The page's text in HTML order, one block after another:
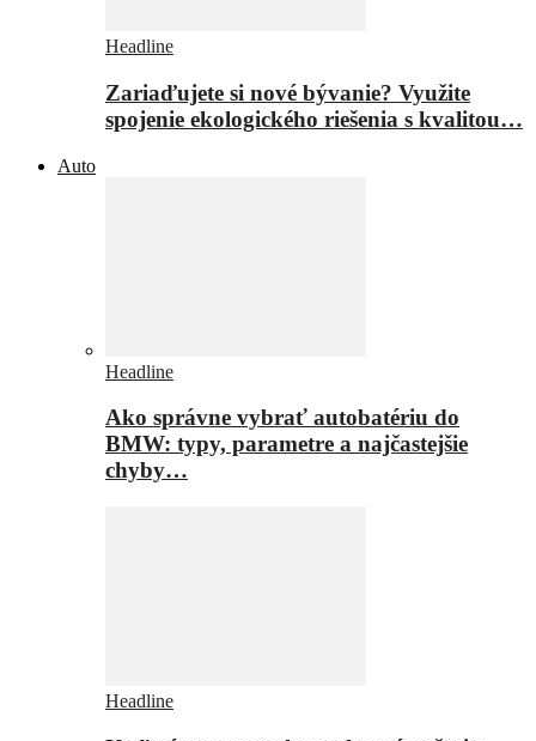
Headline
Zariaďujete si nové bývanie? Využite
spojenie ekologického riešenia s kvalitou…
Auto
Headline
Ako správne vybrať autobatériu do
BMW: typy, parametre a najčastejšie
chyby…
Headline